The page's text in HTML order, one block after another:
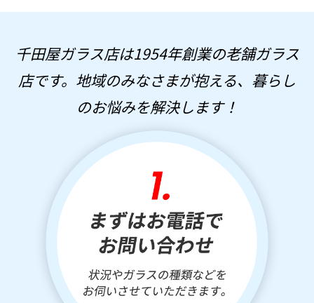
千田屋ガラス店は1954年創業の老舗ガラス
店です。 地域のみなさまが抱える、 暮らし
のお悩みを解決します！